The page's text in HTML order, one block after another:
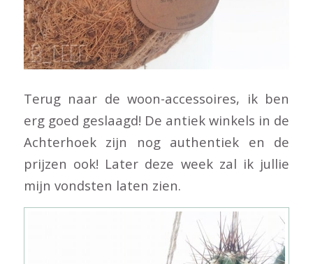
Terug naar de woon-accessoires, ik ben
erg goed geslaagd! De antiek winkels in de
Achterhoek zijn nog authentiek en de
prijzen ook! Later deze week zal ik jullie
mijn vondsten laten zien.